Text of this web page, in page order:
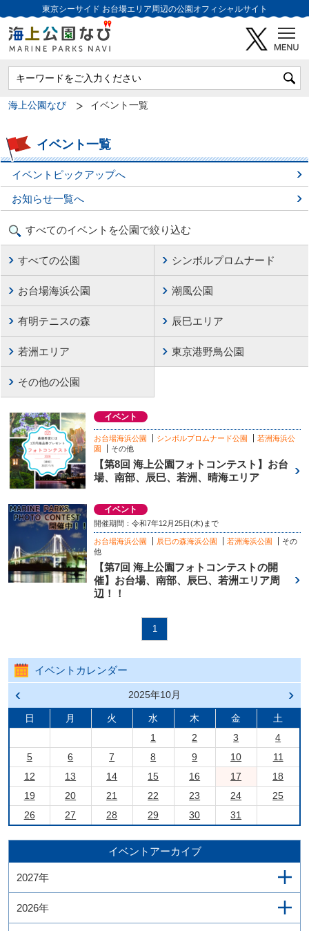
東京シーサイド お台場エリア周辺の公園オフィシャルサイト
海上公園なび イベント一覧
イベント一覧
イベントピックアップへ
お知らせ一覧へ
すべてのイベントを公園で絞り込む
すべての公園 シンボルプロムナード
お台場海浜公園 潮風公園
有明テニスの森 辰巳エリア
若洲エリア 東京港野鳥公園
その他の公園
イベント
お台場海浜公園 シンボルプロムナード公園
若洲海浜公
園
その他
【第8回 海上公園フォトコンテスト】お台
場、南部、辰巳、若洲、晴海エリア
イベント
開催期間：令和7年12月25日(木)まで
お台場海浜公園 辰巳の森海浜公園 若洲海浜公園
その
他
【第7回 海上公園フォトコンテストの開
催】お台場、南部、辰巳、若洲エリア周
辺！！
1
イベントカレンダー
前の
戻る
2025年10月
次の
進む
日 月 火 水 木 金
土
1
2 3
4
5
6 7 8 9 10
11
12
13 14 15 16 17
18
19
20 21 22 23 24
25
26
27 28 29 30 31
イベントアーカイブ
2027年
2026年